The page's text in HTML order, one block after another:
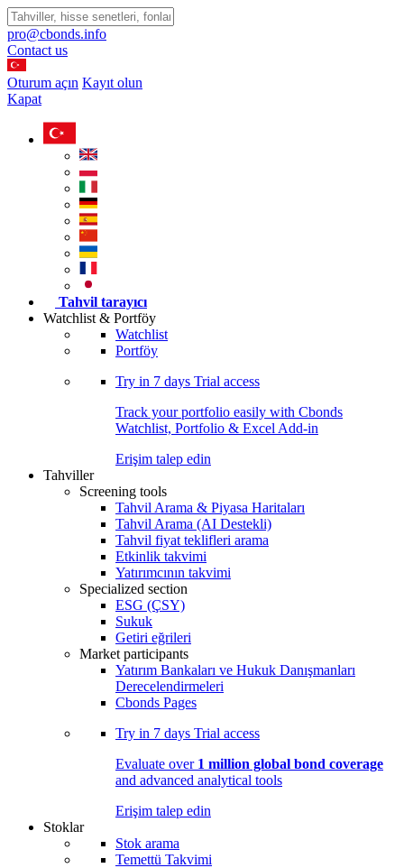
pro@cbonds.info
Contact us
Oturum açın Kayıt olun
Kapat
Tahvil tarayıcı
Watchlist & Portföy
Watchlist
Portföy
Try in 7 days Trial access
Track your portfolio easily with Cbonds
Watchlist, Portfolio & Excel Add-in
Erişim talep edin
Tahviller
Screening tools
Tahvil Arama & Piyasa Haritaları
Tahvil Arama (AI Destekli)
Tahvil fiyat teklifleri arama
Etkinlik takvimi
Yatırımcının takvimi
Specialized section
ESG (ÇSY)
Sukuk
Getiri eğrileri
Market participants
Yatırım Bankaları ve Hukuk Danışmanları
Derecelendirmeleri
Cbonds Pages
Try in 7 days Trial access
Evaluate over 1 million global bond coverage
and advanced analytical tools
Erişim talep edin
Stoklar
Stok arama
Temettü Takvimi